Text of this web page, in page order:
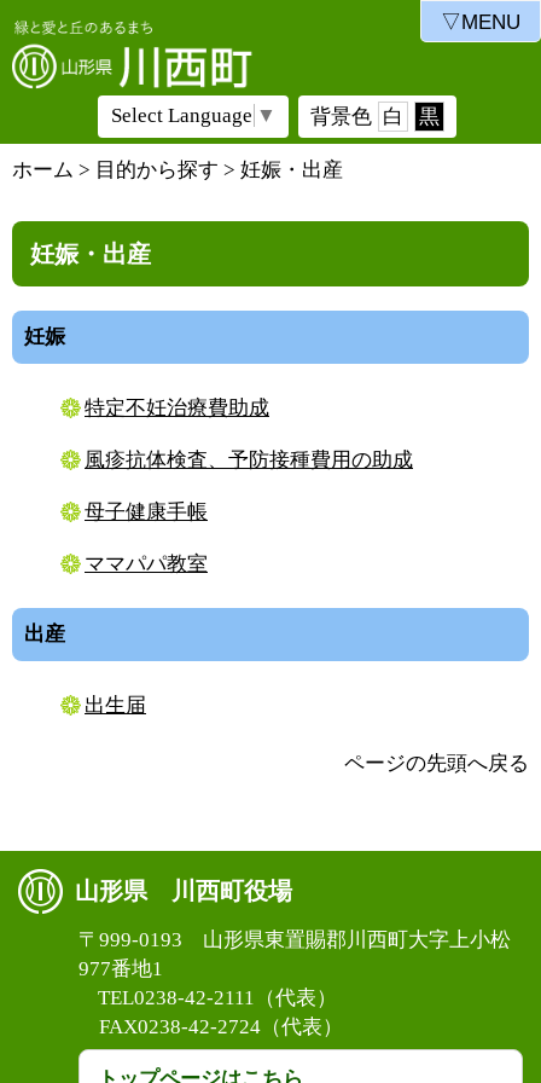
Select Language ▼ 背景色 白 黒
ホーム > 目的から探す > 妊娠・出産
妊娠・出産
妊娠
特定不妊治療費助成
風疹抗体検査、予防接種費用の助成
母子健康手帳
ママパパ教室
出産
出生届
ページの先頭へ戻る
山形県 川西町役場
〒999-0193 山形県東置賜郡川西町大字上小松
977番地1
TEL0238-42-2111（代表）
FAX0238-42-2724（代表）
▽MENU